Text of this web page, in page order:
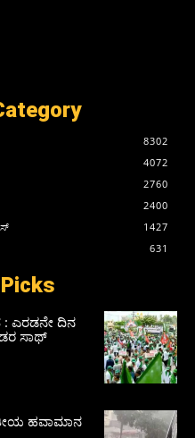
8302
4072
2760
2400
1427
631
ದಿನ
ಸಾಥ್‌
ಹವಾಮಾನ